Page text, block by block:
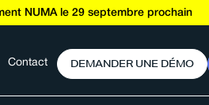
NUMA le 29 septembre prochain
Contact DEMANDER UNE DÉMO